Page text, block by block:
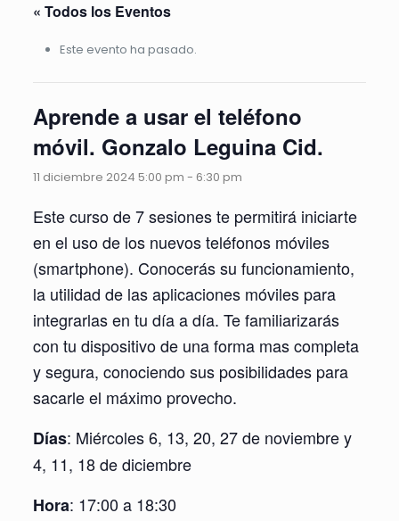
« Todos los Eventos
Este evento ha pasado.
Aprende a usar el teléfono
móvil. Gonzalo Leguina Cid.
11 diciembre 2024 5:00 pm - 6:30 pm
Este curso de 7 sesiones te permitirá iniciarte
en el uso de los nuevos teléfonos móviles
(smartphone). Conocerás su funcionamiento,
la utilidad de las aplicaciones móviles para
integrarlas en tu día a día. Te familiarizarás
con tu dispositivo de una forma mas completa
y segura, conociendo sus posibilidades para
sacarle el máximo provecho.
Días: Miércoles 6, 13, 20, 27 de noviembre y
4, 11, 18 de diciembre
Hora: 17:00 a 18:30